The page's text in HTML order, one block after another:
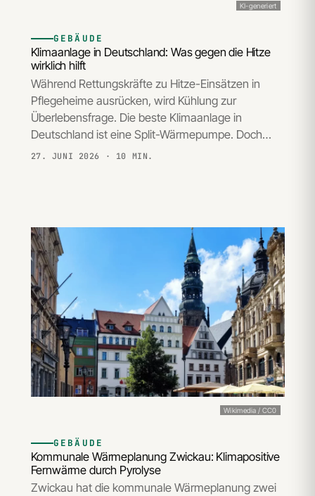
KI-generiert
GEBÄUDE
Klimaanlage in Deutschland: Was gegen die Hitze
wirklich hilft
Während Rettungskräfte zu Hitze-Einsätzen in
Pflegeheime ausrücken, wird Kühlung zur
Überlebensfrage. Die beste Klimaanlage in
Deutschland ist eine Split-Wärmepumpe. Doch…
27. JUNI 2026 · 10 MIN.
Wikimedia / CC0
GEBÄUDE
Kommunale Wärmeplanung Zwickau: Klimapositive
Fernwärme durch Pyrolyse
Zwickau hat die kommunale Wärmeplanung zwei